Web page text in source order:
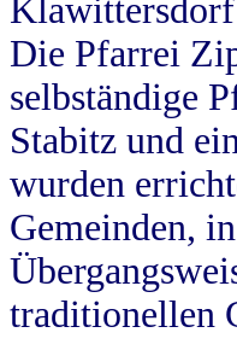
Die Pfarrei
selbständige
Stabitz und
wurden
Gemeinden,
traditionellen